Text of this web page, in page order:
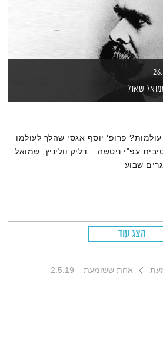
שאול
פרופ' יוסף אגסי שהלך לעולמו
עפ"י ניטשה – דליק ווליניץ, שמואל
שבוע
הצג עוד
אחת ששומעת – 2.5.19